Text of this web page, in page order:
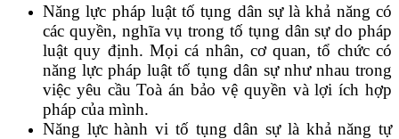
Năng lực pháp luật tố tụng dân sự là khả năng có
các quyền, nghĩa vụ trong tố tụng dân sự do pháp
luật quy định. Mọi cá nhân, cơ quan, tổ chức có
năng lực pháp luật tố tụng dân sự như nhau trong
việc yêu cầu Toà án bảo vệ quyền và lợi ích hợp
pháp của mình.
Năng lực hành vi tố tụng dân sự là khả năng tự